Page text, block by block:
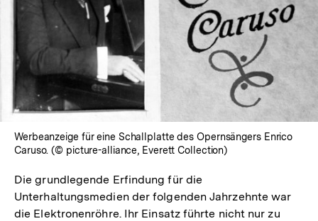
Lightbox
öffnen
Werbeanzeige für eine Schallplatte des Opernsängers Enrico
Caruso. (© picture-alliance, Everett Collection)
Die grundlegende Erfindung für die
Unterhaltungsmedien der folgenden Jahrzehnte war
die Elektronenröhre. Ihr Einsatz führte nicht nur zu